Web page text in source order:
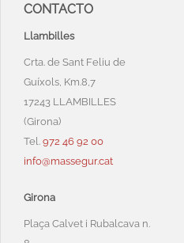
CONTACTO
Llambilles
Crta. de Sant Feliu de
Guíxols, Km.8,7
17243 LLAMBILLES
(Girona)
Tel. 972 46 92 00
info@massegur.cat
Girona
Plaça Calvet i Rubalcava n.